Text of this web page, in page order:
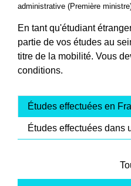
administrative (Première
En tant qu'étudiant
partie de vos études au
titre de la mobilité. Vous
conditions.
Études effectuées en
Études effectuées dans